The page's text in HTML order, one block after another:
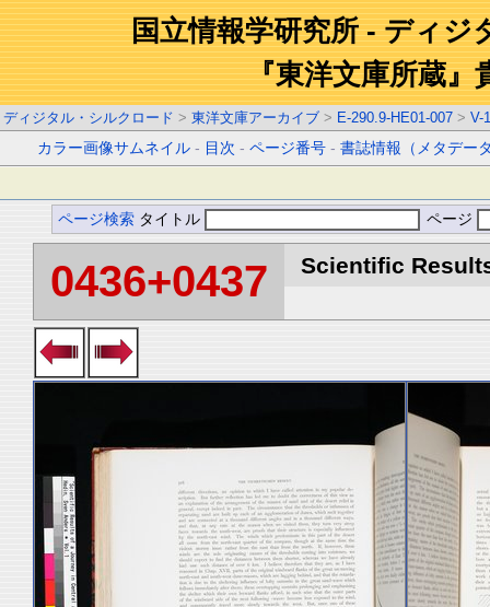
国立情報学研究所 - ディジ
『東洋文庫所蔵』
ディジタル・シルクロード > 東洋文庫アーカイブ > E-290.9-HE01-007 > V-1
カラー画像サムネイル - 目次 -ページ番号 -書誌情報（メタデー
ページ検索 タイトル ページ
0436+0437 Scientific